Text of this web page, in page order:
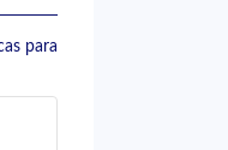
para